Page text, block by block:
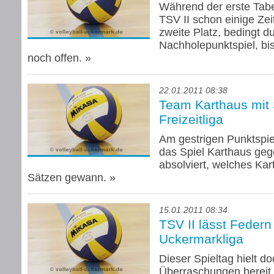
Während der erste
TSV II schon einige
zweite Platz, bedingt
Nachholepunktspiel,
noch offen. »
22.01.2011 08:38
Team Karthaus mit
Freizeitliga
Am gestrigen
das Spiel Karthaus
absolviert, welches
Sätzen gewann. »
15.01.2011 08:34
TSV II lässt
Uckermarkliga
Dieser Spieltag hielt
Überraschungen